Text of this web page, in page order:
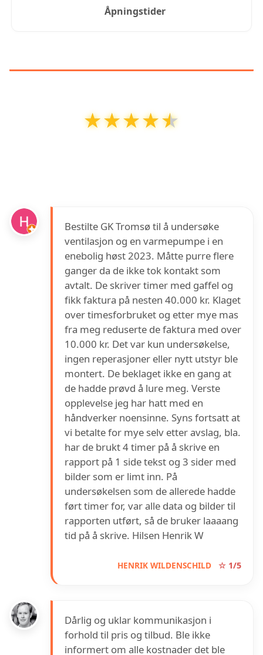
Åpningstider
★★★★★
★★★★★
Bestilte GK Tromsø til å undersøke
ventilasjon og en varmepumpe i en
enebolig høst 2023. Måtte purre flere
ganger da de ikke tok kontakt som
avtalt. De skriver timer med gaffel og
fikk faktura på nesten 40.000 kr. Klaget
over timesforbruket og etter mye mas
fra meg reduserte de faktura med over
10.000 kr. Det var kun undersøkelse,
ingen reperasjoner eller nytt utstyr ble
montert. De beklaget ikke en gang at
de hadde prøvd å lure meg. Verste
opplevelse jeg har hatt med en
håndverker noensinne. Syns fortsatt at
vi betalte for mye selv etter avslag, bla.
har de brukt 4 timer på å skrive en
rapport på 1 side tekst og 3 sider med
bilder som er limt inn. På
undersøkelsen som de allerede hadde
ført timer for, var alle data og bilder til
rapporten utført, så de bruker laaaang
tid på å skrive. Hilsen Henrik W
HENRIK WILDENSCHILD ☆ 1/5
Dårlig og uklar kommunikasjon i
forhold til pris og tilbud. Ble ikke
informert om alle kostnader det ble